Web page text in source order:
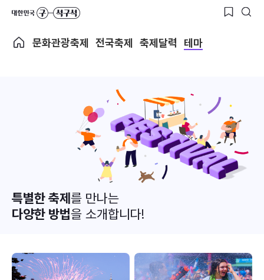
문화관광축제 전국축제 축제달력 테마
특별한 축제를 만나는
다양한 방법을 소개합니다!